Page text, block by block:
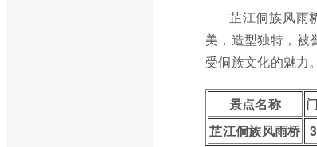
芷江侗族风雨
美，造型独特，被
受侗族文化的魅力。
景点名称
芷江侗族风雨桥